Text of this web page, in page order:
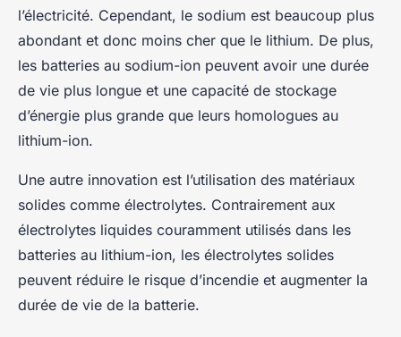
l’électricité. Cependant, le sodium est beaucoup plus
abondant et donc moins cher que le lithium. De plus,
les batteries au sodium-ion peuvent avoir une durée
de vie plus longue et une capacité de stockage
d’énergie plus grande que leurs homologues au
lithium-ion.
Une autre innovation est l’utilisation des matériaux
solides comme électrolytes. Contrairement aux
électrolytes liquides couramment utilisés dans les
batteries au lithium-ion, les électrolytes solides
peuvent réduire le risque d’incendie et augmenter la
durée de vie de la batterie.